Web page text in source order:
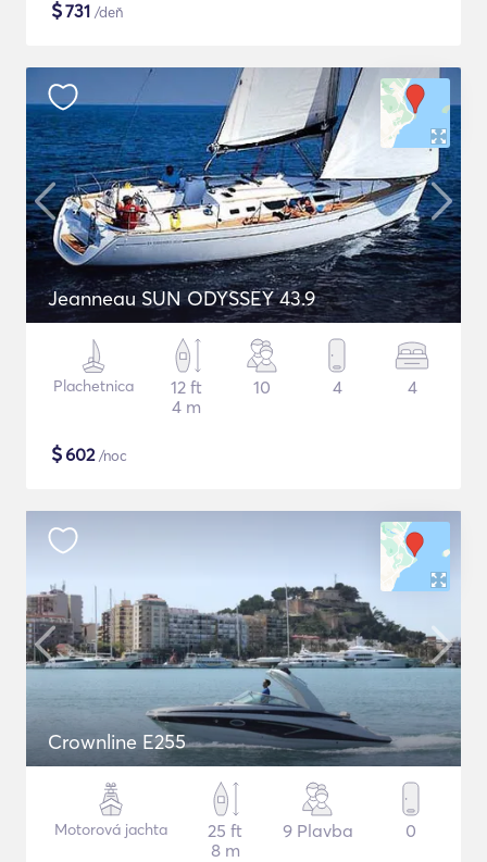
$731 /deň
Jeanneau SUN ODYSSEY 43.9
Plachetnica
12 ft
4 m
10 4 4
$602/noc
Crownline E255
Motorová jachta
25 ft
8 m
9 Plavba 0